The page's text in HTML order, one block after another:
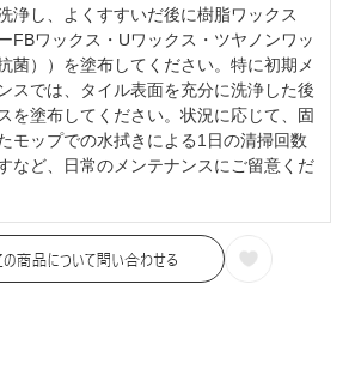
浄し、よくすすいだ後に樹脂ワックス
ーFBワックス・Uワックス・ツヤノンワッ
菌））を塗布してください。特に初期メ
スでは、タイル表面を充分に洗浄した後
を塗布してください。状況に応じて、固
モップでの水拭きによる1日の清掃回数
など、日常のメンテナンスにご留意くだ